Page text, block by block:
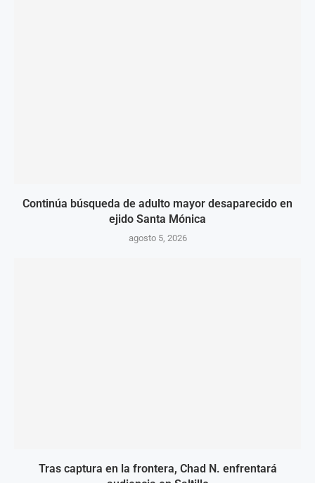
Continúa búsqueda de adulto mayor desaparecido en
ejido Santa Mónica
agosto 5, 2026
Tras captura en la frontera, Chad N. enfrentará